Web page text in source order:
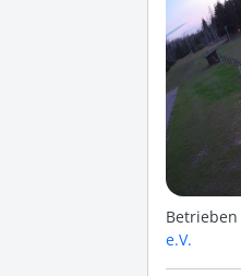
Betrieben
e.V.